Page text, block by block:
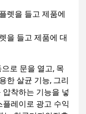
을 들고 제품에 대
로 문을 열고, 목
한 살균 기능, 그리
착하는 기능을 넣
레이로 광고 수익